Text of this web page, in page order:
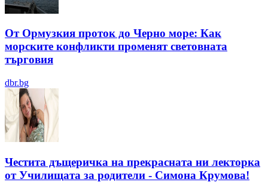
От Ормузкия проток до Черно море: Как
морските конфликти променят световната
търговия
dbr.bg
Честита дъщеричка на прекрасната ни лекторка
от Училищата за родители - Симона Крумова!